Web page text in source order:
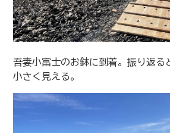
吾妻小富士のお鉢に到着。振り返る
小さく見える。